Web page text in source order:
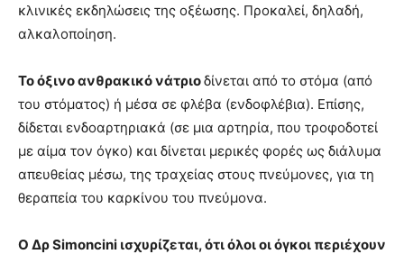
κλινικές εκδηλώσεις της οξέωσης. Προκαλεί, δηλαδή,
αλκαλοποίηση.
Το όξινο ανθρακικό νάτριοδίνεται από το στόμα (από
του στόματος) ή μέσα σε φλέβα (ενδοφλέβια). Επίσης,
δίδεται ενδοαρτηριακά (σε μια αρτηρία, που τροφοδοτεί
με αίμα τον όγκο) και δίνεται μερικές φορές ως διάλυμα
απευθείας μέσω, της τραχείας στους πνεύμονες, για τη
θεραπεία του καρκίνου του πνεύμονα.
Ο Δρ Simoncini ισχυρίζεται, ότι όλοι οι όγκοι περιέχουν